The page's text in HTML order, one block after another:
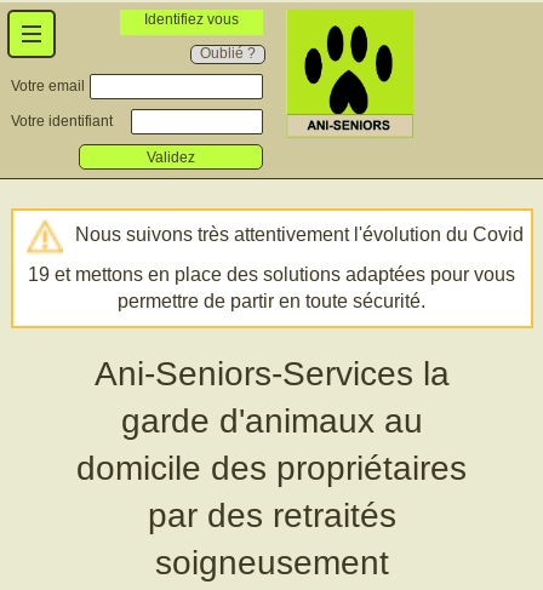
Identifiez vous
Oublié ?
Votre email
Votre identifiant
Validez
Nous suivons très attentivement l'évolution du Covid
19 et mettons en place des solutions adaptées pour vous
permettre de partir en toute sécurité.
Ani-Seniors-Services la
garde d'animaux au
domicile des propriétaires
par des retraités
soigneusement